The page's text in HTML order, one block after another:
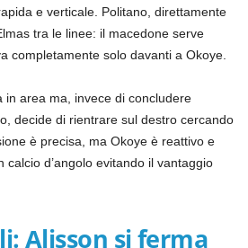
e verticale. Politano, direttamente
tra le linee: il macedone serve
completamente solo davanti a Okoye.
in area ma, invece di concludere
decide di rientrare sul destro cercando
è precisa, ma Okoye è reattivo e
calcio d’angolo evitando il vantaggio
Alisson si ferma